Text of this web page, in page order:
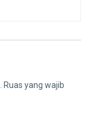
Ruas yang wajib